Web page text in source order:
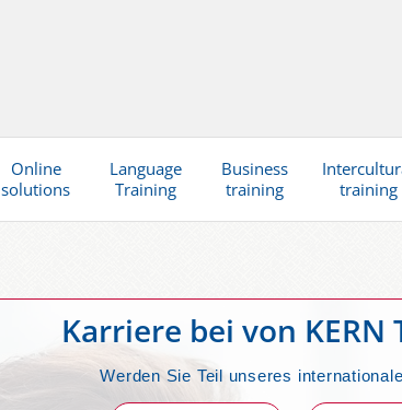
Online
solutions
Language
Training
Business
training
training
Karriere bei von KERN
Werden Sie Teil unseres